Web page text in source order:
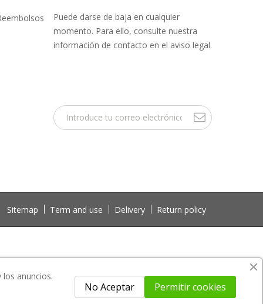
Puede darse de baja en cualquier
momento. Para ello, consulte nuestra
información de contacto en el aviso legal.
Sitemap Term and use Delivery Return policy
not included in the download file.
anuncios.
Permitir cookies
No Aceptar